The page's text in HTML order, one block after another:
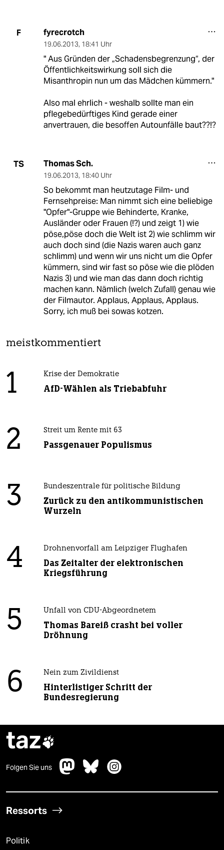
F fyrecrotch
19.06.2013, 18:41 Uhr
" Aus Gründen der „Schadensbegrenzung“, der
Öffentlichkeitswirkung soll sich die
Misanthropin nun um das Mädchen kümmern."
Also mal ehrlich - weshalb sollte man ein
pflegebedürftiges Kind gerade einer
anvertrauen, die besoffen Autounfälle baut??!?
TS Thomas Sch.
19.06.2013, 18:40 Uhr
So bekommt man heutzutage Film- und
Fernsehpreise: Man nimmt sich eine beliebige
"Opfer"-Gruppe wie Behinderte, Kranke,
Ausländer oder Frauen (!?) und zeigt 1) wie
pöse,pöse doch die Welt ist 2) wie schlimm wir
auch doch sind (die Nazis waren auch ganz
schlimm) und wenn wir uns nicht um die Opfer
kümmern, sind wir fast so pöse wie die plöden
Nazis 3) und wie man das dann doch richtig
machen kann. Nämlich (welch Zufall) genau wie
der Filmautor. Applaus, Applaus, Applaus.
Sorry, ich muß bei sowas kotzen.
meistkommentiert
1 Krise der Demokratie
AfD-Wählen als Triebabfuhr
2 Streit um Rente mit 63
Passgenauer Populismus
3 Bundeszentrale für politische Bildung
Zurück zu den antikommunistischen
Wurzeln
4 Drohnenvorfall am Leipziger Flughafen
Das Zeitalter der elektronischen
Kriegsführung
5 Unfall von CDU-Abgeordnetem
Thomas Bareiß crasht bei voller
Dröhnung
6 Nein zum Zivildienst
Hinterlistiger Schritt der
Bundesregierung
taz
Folgen Sie uns
Ressorts
Politik